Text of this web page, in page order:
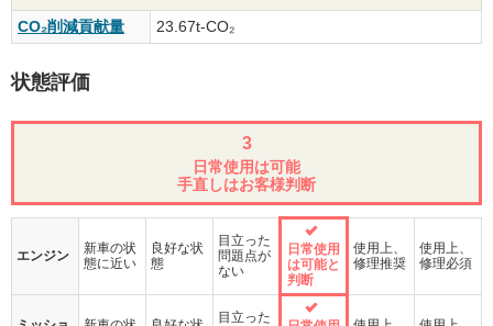
CO₂削減貢献量 23.67t-CO₂
状態評価
3
日常使用は可能
手直しはお客様判断
エンジン
新車の状
態に近い
良好な状
態
目立った
問題点が
ない
日常使用
は可能と
判断
使用上、
修理推奨
使用上、
修理必須
目立った